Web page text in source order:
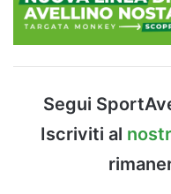
Segui
Iscriviti al